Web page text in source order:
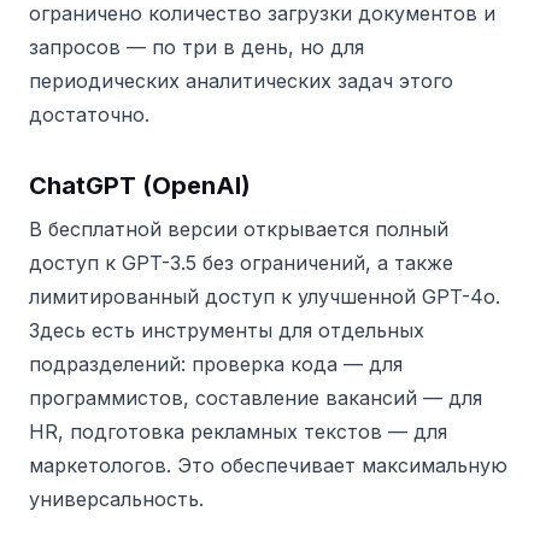
ограничено количество загрузки документов и
запросов — по три в день, но для
периодических аналитических задач этого
достаточно.
ChatGPT (OpenAI)
В бесплатной версии открывается полный
доступ к GPT-3.5 без ограничений, а также
лимитированный доступ к улучшенной GPT-4o.
Здесь есть инструменты для отдельных
подразделений: проверка кода — для
программистов, составление вакансий — для
HR, подготовка рекламных текстов — для
маркетологов. Это обеспечивает максимальную
универсальность.